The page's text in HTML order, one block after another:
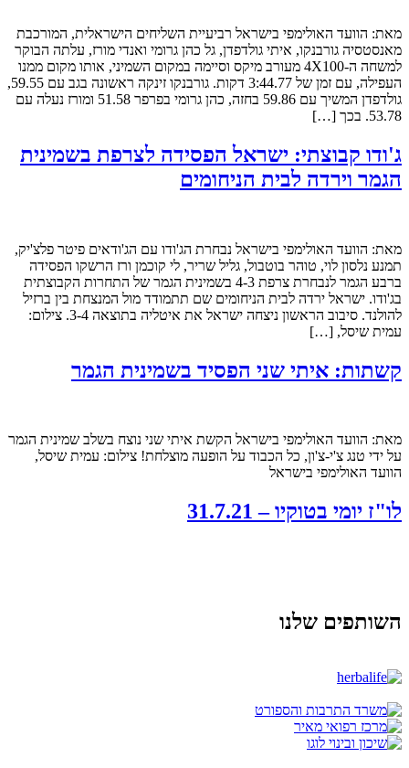
מאת: הוועד האולימפי בישראל רביעיית השליחים הישראלית, המורכבת
מאנסטסיה גורבנקו, איתי גולדפדן, גל כהן גרומי ואנדי מורז, עלתה הבוקר
למשחה ה-4X100 מעורב מיקס וסיימה במקום השמיני, אותו מקום ממנו
העפילה, עם זמן של 3:44.77 דקות. גורבנקו זינקה ראשונה בגב עם 59.55,
גולדפדן המשיך עם 59.86 בחזה, כהן גרומי בפרפר 51.58 ומורז נעלה עם
53.78. בכך […]
ג'ודו קבוצתי: ישראל הפסידה לצרפת בשמינית
הגמר וירדה לבית הניחומים
מאת: הוועד האולימפי בישראל נבחרת הג'ודו עם הג'ודאים פיטר פלצ'יק,
תמנע נלסון לוי, טוהר בוטבול, גליל שריר, לי קוכמן ורז הרשקו הפסידה
ברבע הגמר לנבחרת צרפת 4-3 בשמינית הגמר של התחרות הקבוצתית
בג'ודו. ישראל ירדה לבית הניחומים שם תתמודד מול המנצחת בין ברזיל
להולנד. סיבוב הראשון ניצחה ישראל את איטליה בתוצאה 3-4. צילום:
עמית שיסל, […]
קשתות: איתי שני הפסיד בשמינית הגמר
מאת: הוועד האולימפי בישראל הקשת איתי שני נוצח בשלב שמינית הגמר
על ידי טנג צ'י-צ'ון, כל הכבוד על הופעה מוצלחת! צילום: עמית שיסל,
הוועד האולימפי בישראל
לו"ז יומי בטוקיו – 31.7.21
השותפים שלנו